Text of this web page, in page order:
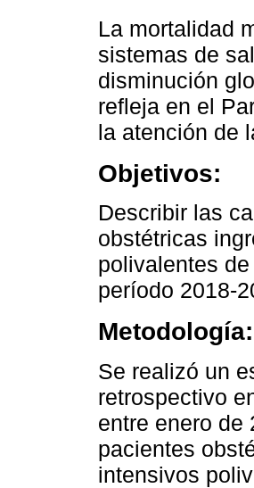
La mortalidad
sistemas de
disminución
refleja en el
la atención de
Objetivos:
Describir las
obstétricas
polivalentes
período 2018-
Metodología:
Se realizó un
retrospectivo
entre enero de
pacientes
intensivos